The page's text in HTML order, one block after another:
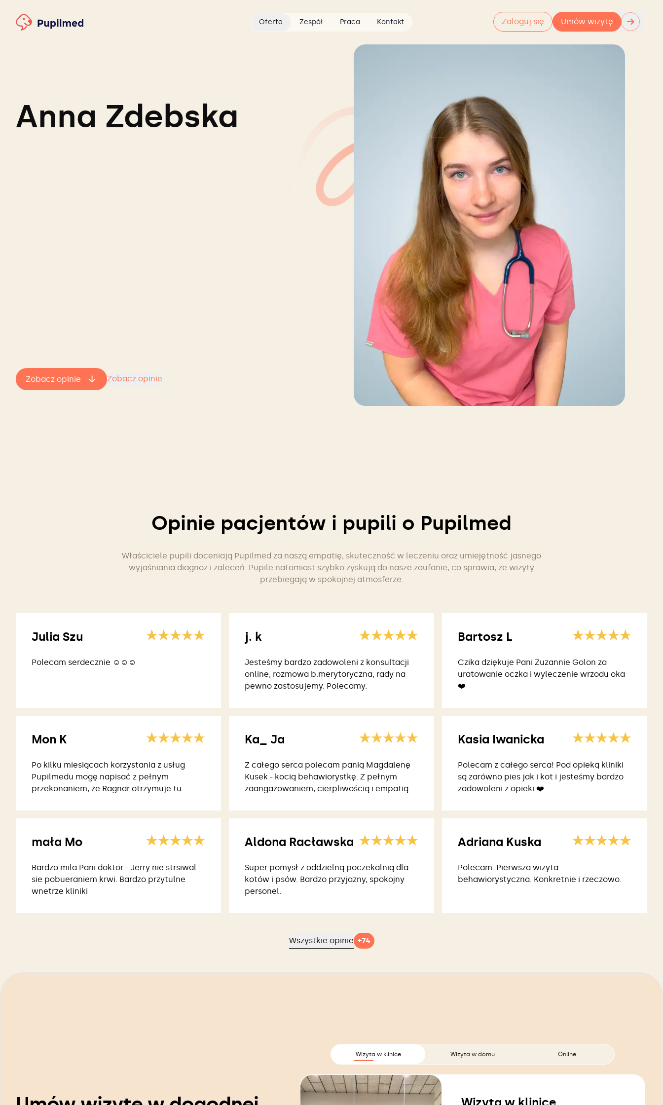
Oferta Zespół Praca Kontakt Zaloguj się Umów wizytę →
Anna Zdebska
Zobacz opinie Zobacz opinie
Opinie pacjentów i pupili o Pupilmed
Właściciele pupili doceniają Pupilmed za naszą empatię, skuteczność w leczeniu oraz umiejętność jasnego
wyjaśniania diagnoz i zaleceń. Pupile natomiast szybko zyskują do nasze zaufanie, co sprawia, że wizyty
przebiegają w spokojnej atmosferze.
Julia Szu
Polecam serdecznie ☺️☺️☺️
j. k
Jesteśmy bardzo zadowoleni z konsultacji
online, rozmowa b.merytoryczna, rady na
pewno zastosujemy. Polecamy.
Bartosz L
Czika dziękuje Pani Zuzannie Golon za
uratowanie oczka i wyleczenie wrzodu oka
❤️
Mon K
Po kilku miesiącach korzystania z usług
Pupilmedu mogę napisać z pełnym
przekonaniem, że Ragnar otrzymuje tu
Ka_ Ja
Z całego serca polecam panią Magdalenę
Kusek - kocią behawiorystkę. Z pełnym
zaangażowaniem, cierpliwością i empatią
Kasia Iwanicka
Polecam z całego serca! Pod opieką kliniki
są zarówno pies jak i kot i jesteśmy bardzo
zadowoleni z opieki ❤️
mała Mo
Bardzo mila Pani doktor - Jerry nie strsiwal
sie pobueraniem krwi. Bardzo przytulne
wnetrze kliniki
Aldona Racławska
Super pomysł z oddzielną poczekalnią dla
kotów i psów. Bardzo przyjazny, spokojny
personel.
Adriana Kuska
Polecam. Pierwsza wizyta
behawiorystyczna. Konkretnie i rzeczowo.
Wszystkie opinie +74
Wizyta w klinice Wizyta w domu Online